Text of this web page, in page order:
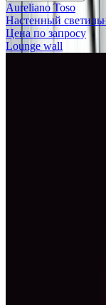
Aureliano Toso
Настенный
Цена по запросу
Lounge wall